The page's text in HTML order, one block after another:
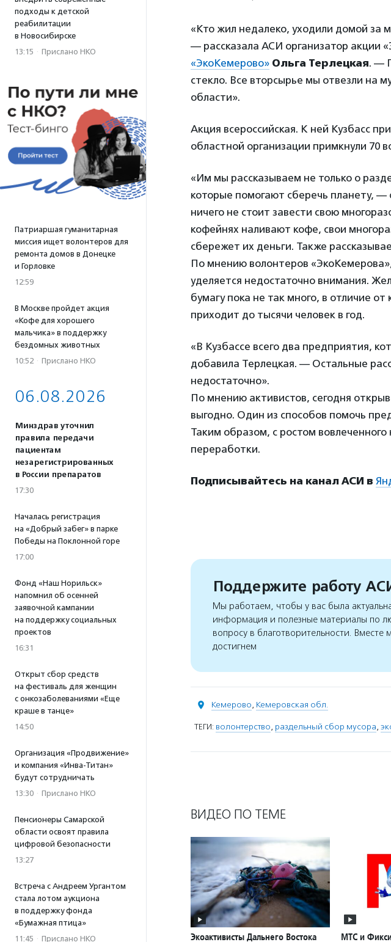
подходы к детской
реабилитации
в Новосибирске
13:15 · Прислано НКО
Патриаршая гуманитарная
миссия ищет волонтеров для
ремонта домов в Донецке
и Горловке
12:59
В Москве пройдет акция
«Кофе для хорошего
мальчика» в поддержку
бездомных животных
10:52 · Прислано НКО
06.08.2026
Минздрав уточнил
правила передачи
пациентам
незарегистрированных
в России препаратов
17:30
Началась регистрация
на «Добрый забег» в парке
Победы на Поклонной горе
17:00
Фонд «Наш Норильск»
напомнил об осенней
заявочной кампании
на поддержку социальных
проектов
16:31
Открыт сбор средств
на фестиваль для женщин
с онкозаболеваниями «Еще
краше в танце»
14:50
Организация «Продвижение»
и компания «Инва-Титан»
будут сотрудничать
13:30 · Прислано НКО
Пенсионеры Самарской
области освоят правила
цифровой безопасности
13:27
Встреча с Андреем Ургантом
стала лотом аукциона
в поддержку фонда
«Бумажная птица»
11:45 · Прислано НКО
«Кто жил недалеко, уходили домой за
— рассказала АСИ организатор акции
«ЭкоКемерово» Ольга Терлецкая. —
стекло. Все вторсырье мы отвезли на
области».
Акция всероссийская. К ней Кузбасс
областной организации примкнули 70
«Им мы рассказываем не только о
которые помогают сберечь планету,
ничего не стоит завести свою
кофейнях наливают кофе, свои
сбережет их деньги. Также
По мнению волонтеров
уделяется недостаточно внимания.
бумагу пока не так много, в отличие
приходит до тысячи человек в год.
«В Кузбассе всего два предприятия,
добавила Терлецкая. — Остальные
недостаточно».
По мнению активистов, сегодня
выгодно. Один из способов помочь
Таким образом, с ростом вовлеченного
переработки.
Подписывайтесь на канал АСИ в
Поддержите работу
Мы работаем, чтобы у вас была
информация и полезные материалы по
вопросу в благотворительности. Вместе
достигнем
Кемерово, Кемеровская обл.
ТЕГИ: волонтерство, раздельный сбор мусора,
ВИДЕО ПО ТЕМЕ
Экоактивисты Дальнего Востока
МТС и